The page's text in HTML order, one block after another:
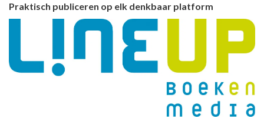
Praktisch publiceren op elk denkbaar platform